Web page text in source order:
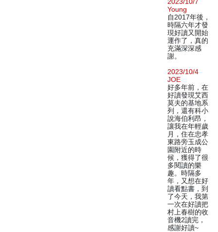
Young
自2017年後，
時隔六年才發
現好讀又開始
運作了，真的
充滿深深感
謝。
2023/10/4
JOE
好多年前，在
好讀發現艾西
莫夫的基地系
列，還有科小
說海伯利昂，
讓我在年輕歲
月，住在忠孝
東路旁玉成公
園附近的時
候，獲得了很
多閱讀的樂
趣。時隔多
年，又想在好
讀看點書，到
了今天，我第
一次在好讀把
村上春樹的收
音機2讀完，
感謝好讀~